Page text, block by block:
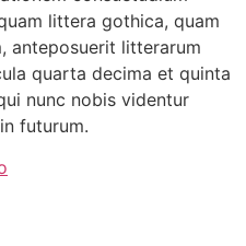
littera gothica, quam
anteposuerit litterarum
quarta decima et quinta
nunc nobis videntur
futurum.